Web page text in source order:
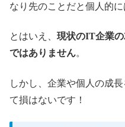
なり先のことだと個人的に
とはいえ、 現状のIT企業
ではありません。
しかし、企業や個人の成
て損はないです！